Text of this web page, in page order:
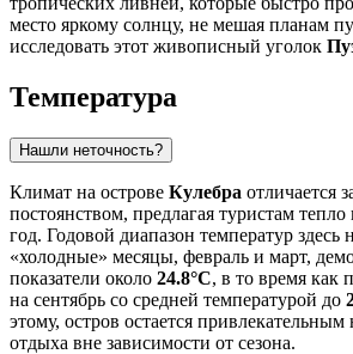
место яркому солнцу, не мешая планам
исследовать этот живописный уголок
Температура
Нашли неточность?
Климат на острове Кулебра отличается
постоянством, предлагая туристам
год. Годовой диапазон температур здесь
«холодные» месяцы, февраль и март,
показатели около 24.8°C, в то время как
на сентябрь со средней температурой до
этому, остров остается
отдыха вне зависимости от сезона.